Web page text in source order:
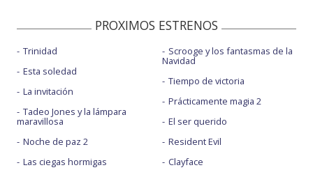
PROXIMOS ESTRENOS
Trinidad
Esta soledad
La invitación
Tadeo Jones y la lámpara
maravillosa
Noche de paz 2
Las ciegas hormigas
Scrooge y los fantasmas de la
Navidad
Tiempo de victoria
Prácticamente magia 2
El ser querido
Resident Evil
Clayface